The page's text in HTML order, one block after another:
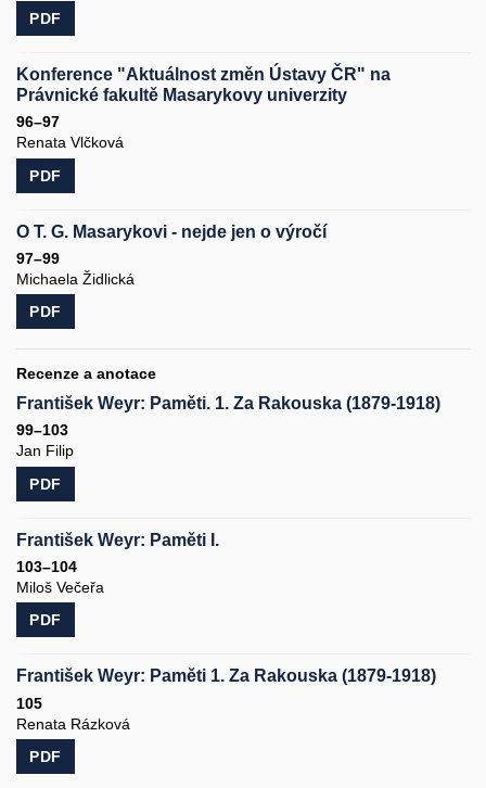
PDF
Konference "Aktuálnost změn Ústavy ČR" na
Právnické fakultě Masarykovy univerzity
96–97
Renata Vlčková
PDF
O T. G. Masarykovi - nejde jen o výročí
97–99
Michaela Židlická
PDF
Recenze a anotace
František Weyr: Paměti. 1. Za Rakouska (1879-1918)
99–103
Jan Filip
PDF
František Weyr: Paměti I.
103–104
Miloš Večeřa
PDF
František Weyr: Paměti 1. Za Rakouska (1879-1918)
105
Renata Rázková
PDF